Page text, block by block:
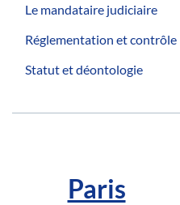
Le mandataire judiciaire
Réglementation et contrôle
Statut et déontologie
Paris